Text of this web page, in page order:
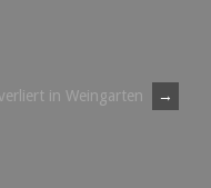
in Weingarten →